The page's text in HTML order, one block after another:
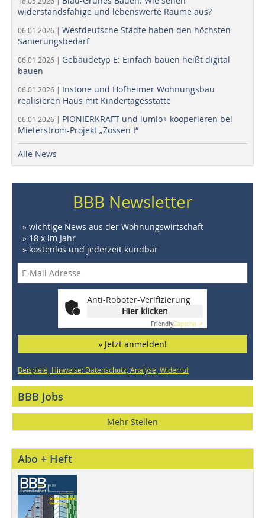
widerstandsfähige und lebenswerte Räume aus?
06.01.2026 | Westdeutsche Städte haben den höchsten
Sanierungsbedarf
06.01.2026 | Gebäudetyp E: Einfach bauen heißt digital
bauen
06.01.2026 | Instone und Hofheimer Wohnungsbau
realisieren Haus mit Kindertagesstätte
06.01.2026 | PIONIERKRAFT und lumio+ kooperieren bei
Mieterstrom-Projekt „Zossen I“
Alle News
BBB Newsletter
» wichtige News aus der Wohnungswirtschaft
» 18 x im Jahr
» kostenlos und jederzeit kündbar
Anti-Roboter-Verifizierung
Hier klicken
FriendlyCaptcha ⇗
» Jetzt anmelden!
Beispiele, Hinweise: Datenschutz, Analyse, Widerruf
BBB Jobs
Mehr Stellen
Abo + Heft